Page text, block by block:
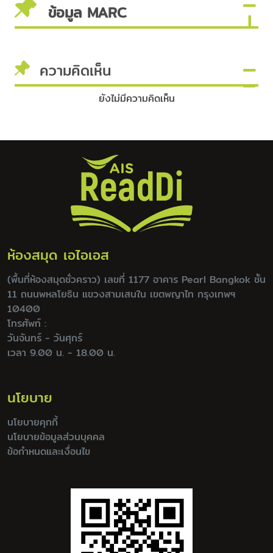
ข้อมูล MARC
ความคิดเห็น
ยังไม่มีความคิดเห็น
ห้องสมุด เอไอเอส
(พื้นที่ห้องสมุดชั่วคราว) เลขที่ 1177 อาคาร Pearl Bangkok ชั้น
11 ถนนพหลโยธิน แขวงสามเสนใน เขตพญาไท กรุงเทพฯ
10400
โทรศัพท์ :
วันจันทร์ - วันศุกร์
เวลา 9.00 น. - 18.00 น.
นโยบาย
นโยบายคุกกี้
นโยบายข้อมูลส่วนบุคคล
ข้อกำหนดและเงื่อนไข